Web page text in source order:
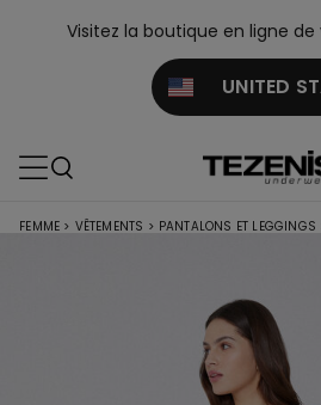
Visitez la boutique en ligne de
UNITED
FEMME > VÊTEMENTS > PANTALONS ET LEGGINGS